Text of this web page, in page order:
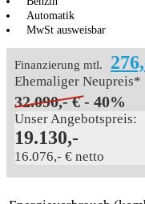
Automatik
MwSt ausweisbar
Finanzierung mtl.
Ehemaliger Neupreis*
32.090,- € - 40%
Unser Angebotspreis:
19.130,-
16.076,- € netto